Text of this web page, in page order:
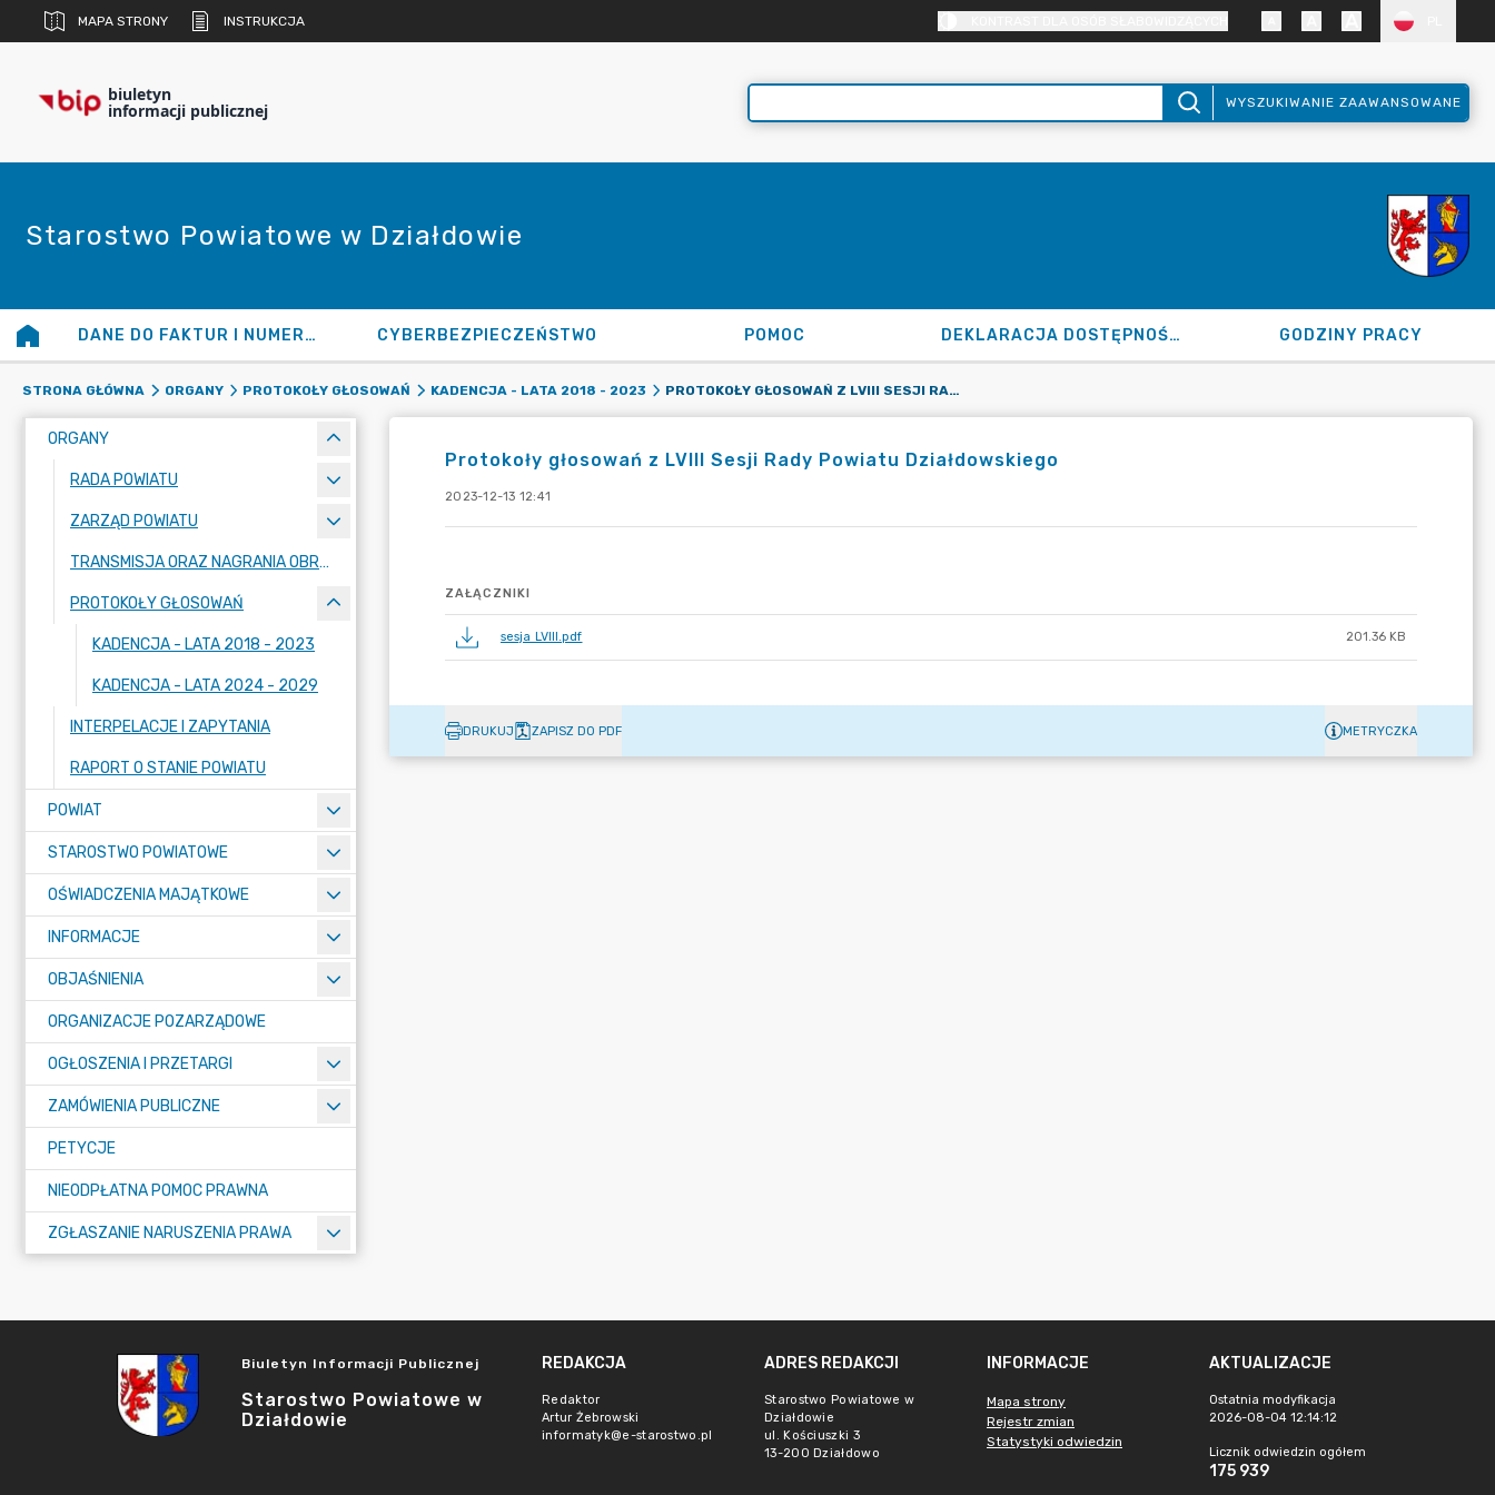
MAPA STRONY INSTRUKCJA
biuletyn
informacji publicznej WYSZUKIWANIE ZAAWANSOWANE
Starostwo Powiatowe w Działdowie
DANE DO FAKTUR I NUMERY KONT CYBERBEZPIECZEŃSTWO POMOC DEKLARACJA DOSTĘPNOŚCI GODZINY PRACY
STRONA GŁÓWNA ORGANY PROTOKOŁY GŁOSOWAŃ KADENCJA - LATA 2018 - 2023 PROTOKOŁY GŁOSOWAŃ Z LVIII SESJI RADY POWIATU DZIAŁDOWSKIEGO
ORGANY
RADA POWIATU
ZARZĄD POWIATU
TRANSMISJA ORAZ NAGRANIA OBRAD SESJI
PROTOKOŁY GŁOSOWAŃ
KADENCJA - LATA 2018 - 2023
KADENCJA - LATA 2024 - 2029
INTERPELACJE I ZAPYTANIA
RAPORT O STANIE POWIATU
POWIAT
STAROSTWO POWIATOWE
OŚWIADCZENIA MAJĄTKOWE
INFORMACJE
OBJAŚNIENIA
ORGANIZACJE POZARZĄDOWE
OGŁOSZENIA I PRZETARGI
ZAMÓWIENIA PUBLICZNE
PETYCJE
NIEODPŁATNA POMOC PRAWNA
ZGŁASZANIE NARUSZENIA PRAWA
Protokoły głosowań z LVIII Sesji Rady Powiatu Działdowskiego
2023-12-13 12:41
ZAŁĄCZNIKI
sesja LVIII.pdf 201.36 KB
DRUKUJ ZAPISZ DO PDF METRYCZKA
Biuletyn Informacji Publicznej
Starostwo Powiatowe w
Działdowie
REDAKCJA
Redaktor
Artur Żebrowski
informatyk@e-starostwo.pl
ADRES REDAKCJI
Starostwo Powiatowe w
Działdowie
ul. Kościuszki 3
13-200 Działdowo
INFORMACJE
Mapa strony
Rejestr zmian
Statystyki odwiedzin
AKTUALIZACJE
Ostatnia modyfikacja
2026-08-04 12:14:12
Licznik odwiedzin ogółem
175 939